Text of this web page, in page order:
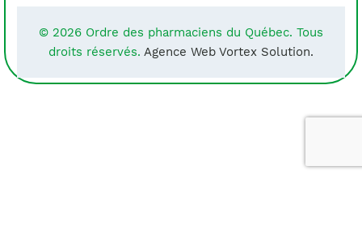
© 2026 Ordre des pharmaciens du Québec. Tous
droits réservés. Agence Web Vortex Solution.